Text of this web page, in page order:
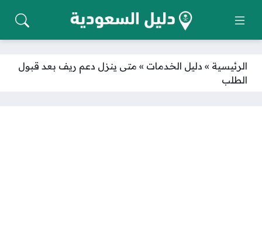
الرئيسية » دليل الخدمات » متى ينزل دعم ريف بعد قبول
الطلب